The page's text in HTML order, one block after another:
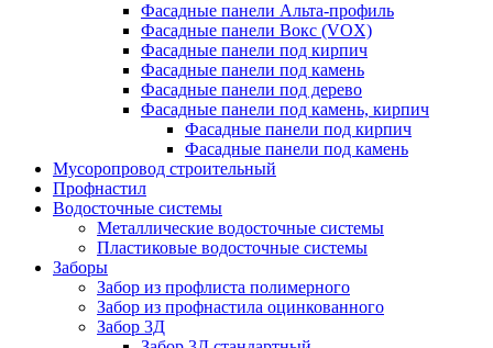
Фасадные панели Альта-профиль
Фасадные панели Вокс (VOX)
Фасадные панели под кирпич
Фасадные панели под камень
Фасадные панели под дерево
Фасадные панели под камень, кирпич
Фасадные панели под кирпич
Фасадные панели под камень
Мусоропровод строительный
Профнастил
Водосточные системы
Металлические водосточные системы
Пластиковые водосточные системы
Заборы
Забор из профлиста полимерного
Забор из профнастила оцинкованного
Забор 3Д